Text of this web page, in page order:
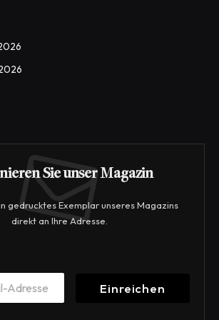
Sie unser Magazin
gedrucktes Exemplar unseres Magazins
direkt an Ihre Adresse.
Einreichen